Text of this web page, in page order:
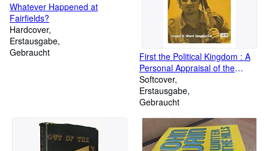
Whatever Happened at
Fairfields?
Hardcover
Erstausgabe
Gebraucht
First the Political Kingdom : A
Personal Appraisal of the
Catholic Left in Britain
Softcover
Erstausgabe
Gebraucht